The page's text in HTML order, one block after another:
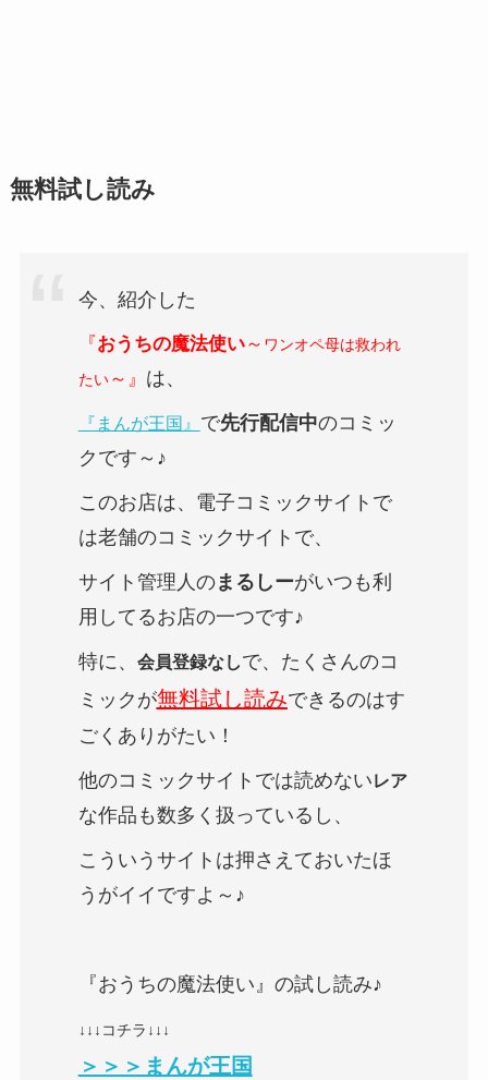
無料試し読み
今、紹介した
『おうちの魔法使い～ ワンオペ母は救われ
たい～』 は、
『まんが王国』 で先行配信中のコミッ
クです～♪
このお店は、電子コミックサイトで
は老舗のコミックサイトで、
サイト管理人のまるしーがいつも利
用してるお店の一つです♪
特に、 会員登録なしで、たくさんのコ
ミックが無料試し読みできるのはす
ごくありがたい！
他のコミックサイトでは読めないレア
な作品も数多く扱っているし、
こういうサイトは押さえておいたほ
うがイイですよ～♪
『おうちの魔法使い』の試し読み♪
↓↓↓コチラ↓↓↓
＞＞＞まんが王国